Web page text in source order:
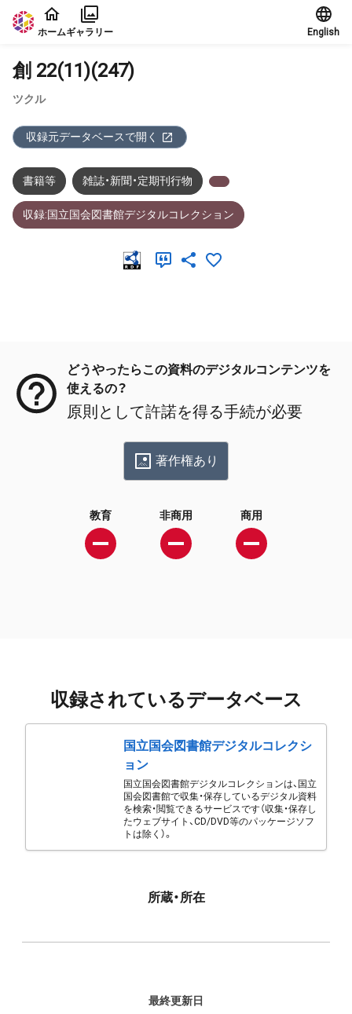
本文に飛ぶ
ホームギャラリー English
創 22(11)(247)
ツクル
収録元データベースで開く
書籍等 雑誌・新聞・定期刊行物
収録:国立国会図書館デジタルコレクション
どうやったらこの資料のデジタルコンテンツを
使えるの？
原則として許諾を得る手続が必要
著作権あり
教育 非商用 商用
収録されているデータベース
国立国会図書館デジタルコレクシ
ョン
国立国会図書館デジタルコレクションは、国立
国会図書館で収集・保存しているデジタル資料
を検索・閲覧できるサービスです（収集・保存し
たウェブサイト、CD/DVD等のパッケージソフ
トは除く）。
所蔵・所在
最終更新日